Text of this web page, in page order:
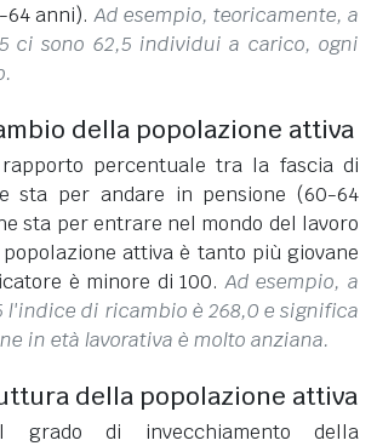
64 anni).Ad esempio, teoricamente, a
ci sono 62,5 individui a carico, ogni
della popolazione attiva
percentuale tra la fascia di
sta per andare in pensione (60-64
sta per entrare nel mondo del lavoro
attiva è tanto più giovane
è minore di 100.Ad esempio, a
l'indice di ricambio è 268,0 e significa
in età lavorativa è molto anziana.
della popolazione attiva
grado di invecchiamento della